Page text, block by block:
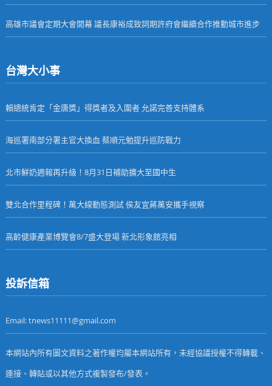
高雄市議會定期大會開幕 議長康裕成致詞期許府會繼續合作推動城市進步
台灣大小事
賴總統肯定「金唐獎」得獎者及入圍者 允諾完善支持體系
海巡署南部分署主官大換血 蔡順元勉提升巡防戰力
北市鮮奶週報再升級！8月31日補助擴大至國中生
雙北合作里程碑！萬大線動態測試 侯友宜蔣萬安攜手視察
高齡健康產業博覽會8/7盛大登場 新北形象館亮相
投訴信箱
Email: tnews11111@gmail.com
本網站內所有圖文資料之著作權均屬本網站所有，未經協議授權不得轉載、
連接、轉貼或以其他方式複製發布/發表。